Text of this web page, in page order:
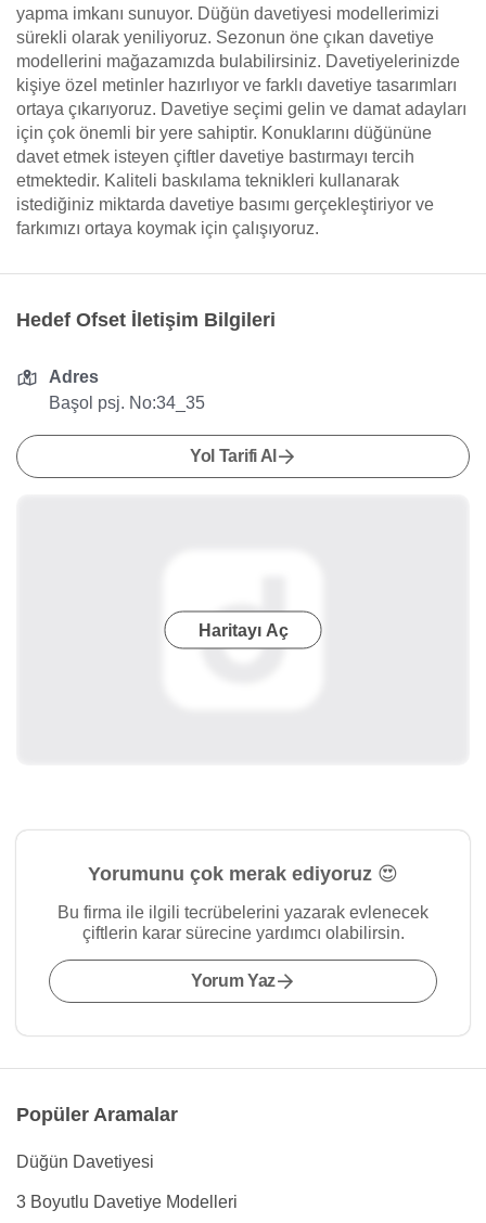
yapma imkanı sunuyor. Düğün davetiyesi modellerimizi
sürekli olarak yeniliyoruz. Sezonun öne çıkan davetiye
modellerini mağazamızda bulabilirsiniz. Davetiyelerinizde
kişiye özel metinler hazırlıyor ve farklı davetiye tasarımları
ortaya çıkarıyoruz. Davetiye seçimi gelin ve damat adayları
için çok önemli bir yere sahiptir. Konuklarını düğününe
davet etmek isteyen çiftler davetiye bastırmayı tercih
etmektedir. Kaliteli baskılama teknikleri kullanarak
istediğiniz miktarda davetiye basımı gerçekleştiriyor ve
farkımızı ortaya koymak için çalışıyoruz.
Hedef Ofset İletişim Bilgileri
Adres
Başol psj. No:34_35
Yol Tarifi Al
Haritayı Aç
Yorumunu çok merak ediyoruz 😍
Bu firma ile ilgili tecrübelerini yazarak evlenecek
çiftlerin karar sürecine yardımcı olabilirsin.
Yorum Yaz
Popüler Aramalar
Düğün Davetiyesi
3 Boyutlu Davetiye Modelleri